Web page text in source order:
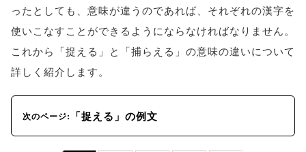
ったとしても、意味が違うのであれば、それぞれの漢字を
使いこなすことができるようにならなければなりません。
これから「捉える」と「捕らえる」の意味の違いについて
詳しく紹介します。
次のページ: 「捉える」の例文